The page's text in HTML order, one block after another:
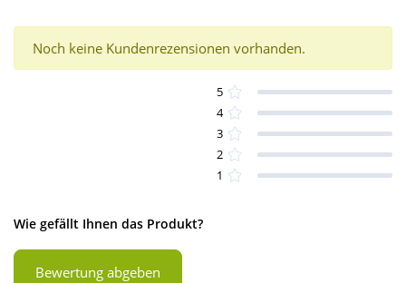
Noch keine Kundenrezensionen vorhanden.
5
4
3
2
1
Wie gefällt Ihnen das Produkt?
Bewertung abgeben